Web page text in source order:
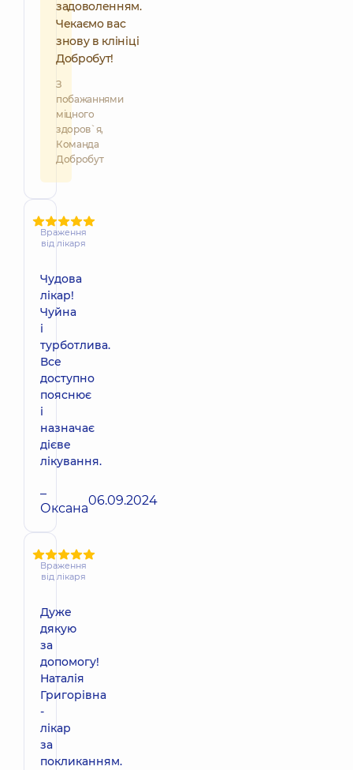
задоволенням.
Чекаємо вас
знову в клініці
Добробут!
З
побажаннями
міцного
здоров`я,
Команда
Добробут
Враження
від лікаря
Чудова
лікар!
Чуйна
і
турботлива.
Все
доступно
пояснює
і
назначає
дієве
лікування.
–
Оксана06.09.2024
Враження
від лікаря
Дуже
дякую
за
допомогу!
Наталія
Григорівна
-
лікар
за
покликанням.